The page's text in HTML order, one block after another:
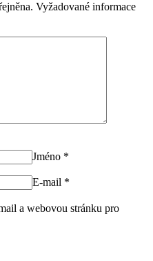
Vyžadované informace
Jméno *
E-mail *
a webovou stránku pro